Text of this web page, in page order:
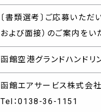
〔書類選考〕ご応募いた
および面接）のご案内をい
函館空港グランドハンドリ
函館エアサービス株式会
Tel：0138-36-1151